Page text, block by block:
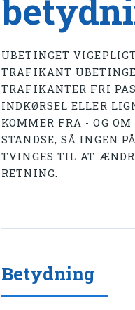
UBETINGET
TRAFIKANT
TRAFIKANTER FRI
INDKØRSEL ELLER
KOMMER FRA - OG
STANDSE, SÅ INGEN
TVINGES TIL AT
RETNING.
Betydning